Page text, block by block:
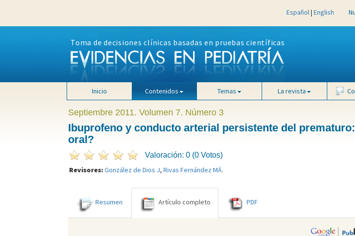
Español| English
Toma de decisiones clínicas basadas en pruebas científicas
Inicio Contenidos Temas La revista
Septiembre 2011. Volumen 7. Número 3
Ibuprofeno y conducto arterial persistente del
oral?
Valoración: 0 (0 Votos)
Revisores:González de Dios J, Rivas Fernández MÁ.
Resumen Artículo completo PDF